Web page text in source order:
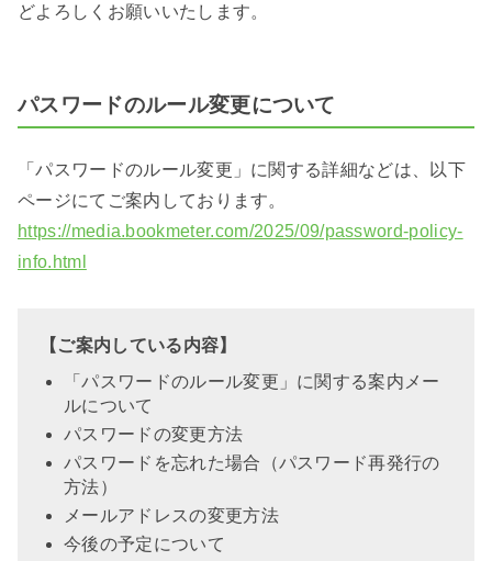
どよろしくお願いいたします。
パスワードのルール変更について
「パスワードのルール変更」に関する詳細などは、以下
ページにてご案内しております。
https://media.bookmeter.com/2025/09/password-policy-
info.html
【ご案内している内容】
「パスワードのルール変更」に関する案内メー
ルについて
パスワードの変更方法
パスワードを忘れた場合（パスワード再発行の
方法）
メールアドレスの変更方法
今後の予定について